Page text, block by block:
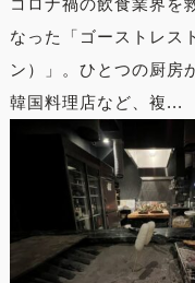
コロナ禍の飲食業界を
なった「ゴーストレス
ン）」。ひとつの厨房
韓国料理店など、複...